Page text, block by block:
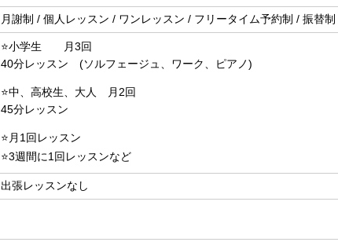
月謝制 / 個人レッスン / ワンレッスン / フリータイム予約制 / 振替制
⭐小学生 月3回
40分レッスン (ソルフェージュ、ワーク、ピアノ)
⭐中、高校生、大人 月2回
45分レッスン
⭐月1回レッスン
⭐3週間に1回レッスンなど
出張レッスンなし